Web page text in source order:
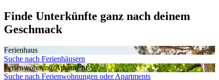
Finde Unterkünfte ganz nach deinem
Geschmack
Ferienhaus
Suche nach Ferienhäusern
Ferienwohnung/Apartment
Suche nach Ferienwohnungen oder Apartments